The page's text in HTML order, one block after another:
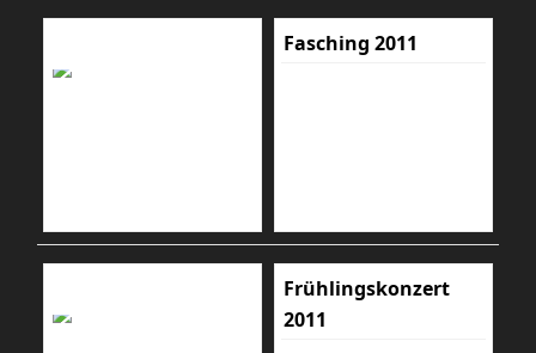
Fasching 2011
Frühlingskonzert
2011